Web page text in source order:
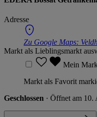
Adresse
Zu Google Maps:
Markt als Lieblingsmarkt
Mein
Markt als Favorit
Geschlossen · Öffnet am